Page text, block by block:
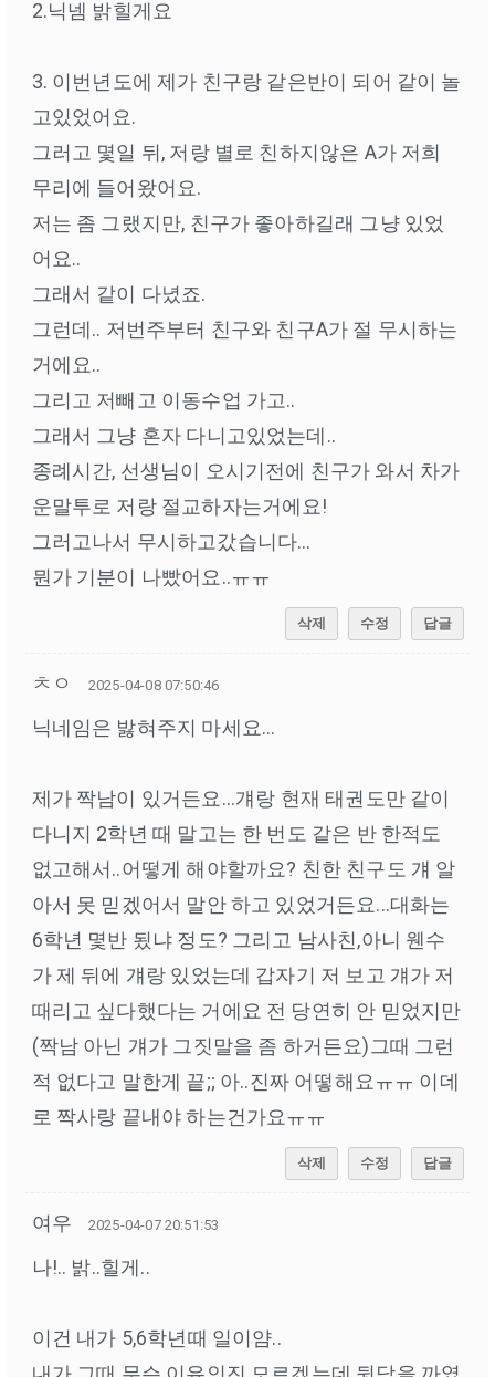
2.닉넴 밝힐게요
3. 이번년도에 제가 친구랑 같은반이 되어 같이 놀
고있었어요.
그러고 몇일 뒤, 저랑 별로 친하지않은 A가 저희
무리에 들어왔어요.
저는 좀 그랬지만, 친구가 좋아하길래 그냥 있었
어요..
그래서 같이 다녔죠.
그런데.. 저번주부터 친구와 친구A가 절 무시하는
거에요..
그리고 저빼고 이동수업 가고..
그래서 그냥 혼자 다니고있었는데..
종례시간, 선생님이 오시기전에 친구가 와서 차가
운말투로 저랑 절교하자는거에요!
그러고나서 무시하고갔습니다...
뭔가 기분이 나빴어요..ㅠㅠ
삭제 수정 답글
ㅊㅇ 2025-04-08 07:50:46
닉네임은 밣혀주지 마세요...
제가 짝남이 있거든요...걔랑 현재 태권도만 같이
다니지 2학년 때 말고는 한 번도 같은 반 한적도
없고해서..어떻게 해야할까요? 친한 친구도 걔 알
아서 못 믿겠어서 말안 하고 있었거든요...대화는
6학년 몇반 됬냐 정도? 그리고 남사친,아니 웬수
가 제 뒤에 걔랑 있었는데 갑자기 저 보고 걔가 저
때리고 싶다했다는 거에요 전 당연히 안 믿었지만
(짝남 아닌 걔가 그짓말을 좀 하거든요)그때 그런
적 없다고 말한게 끝;; 아..진짜 어떻해요ㅠㅠ 이데
로 짝사랑 끝내야 하는건가요ㅠㅠ
삭제 수정 답글
여우 2025-04-07 20:51:53
나!.. 밝..힐게..
이건 내가 5,6학년때 일이얌..